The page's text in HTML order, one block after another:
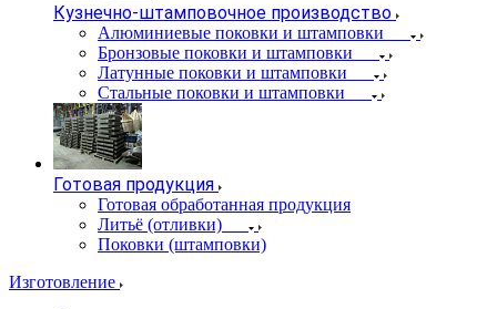
Кузнечно-штамповочное производство
Алюминиевые поковки и штамповки
Бронзовые поковки и штамповки
Латунные поковки и штамповки
Стальные поковки и штамповки
Готовая продукция
Готовая обработанная продукция
Литьё (отливки)
Поковки (штамповки)
Изготовление